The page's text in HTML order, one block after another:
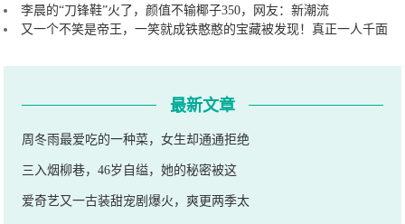
李晨的“刀锋鞋”火了，颜值不输椰子350，网友：新潮流
又一个不笑是帝王，一笑就成铁憨憨的宝藏被发现！真正一人千面
最新文章
周冬雨最爱吃的一种菜，女生却通通拒绝
三入烟柳巷，46岁自缢，她的秘密被这
爱奇艺又一古装甜宠剧爆火，爽更两季太